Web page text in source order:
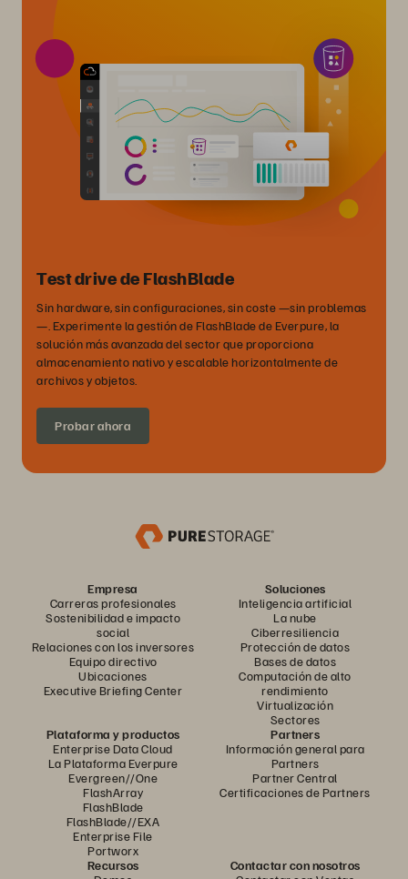
Test drive de FlashBlade
Sin hardware, sin configuraciones, sin coste —sin problemas
—. Experimente la gestión de FlashBlade de Everpure, la
solución más avanzada del sector que proporciona
almacenamiento nativo y escalable horizontalmente de
archivos y objetos.
Probar ahora
Empresa
Carreras profesionales
Sostenibilidad e impacto
social
Relaciones con los inversores
Equipo directivo
Ubicaciones
Executive Briefing Center
Soluciones
Inteligencia artificial
La nube
Ciberresiliencia
Protección de datos
Bases de datos
Computación de alto
rendimiento
Virtualización
Sectores
Plataforma y productos
Enterprise Data Cloud
La Plataforma Everpure
Evergreen//One
FlashArray
FlashBlade
FlashBlade//EXA
Enterprise File
Portworx
Partners
Información general para
Partners
Partner Central
Certificaciones de Partners
Recursos
Contactar con nosotros